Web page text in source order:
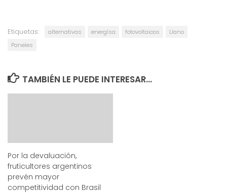
Etiquetas: alternativas energísa fotovoltaicos
Llano
Paneles
TAMBIÉN LE PUEDE INTERESAR...
Por la devaluación,
fruticultores argentinos
prevén mayor
competitividad con Brasil